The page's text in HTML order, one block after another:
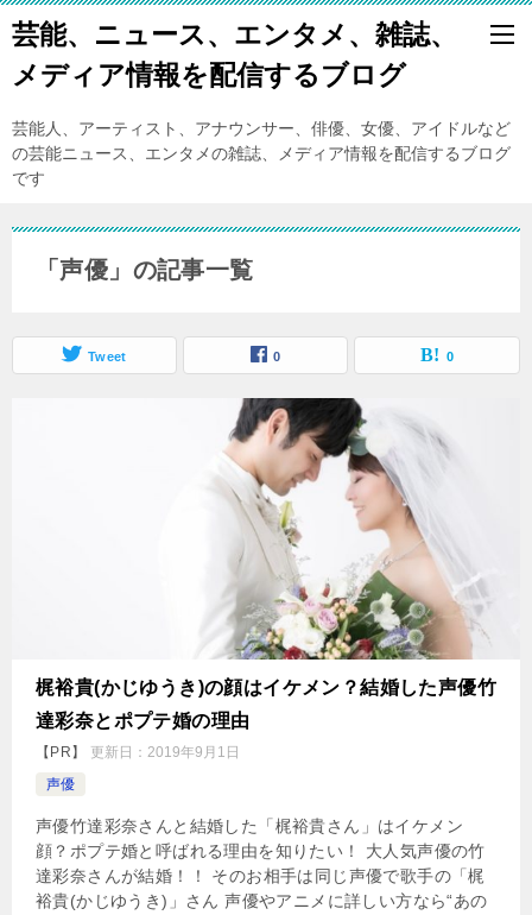
芸能、ニュース、エンタメ、雑誌、
メディア情報を配信するブログ
芸能人、アーティスト、アナウンサー、俳優、女優、アイドルなど
の芸能ニュース、エンタメの雑誌、メディア情報を配信するブログ
です
「声優」の記事一覧
Tweet 0 0
梶裕貴(かじゆうき)の顔はイケメン？結婚した声優竹
達彩奈とポプテ婚の理由
【PR】 更新日：2019年9月1日
声優
声優竹達彩奈さんと結婚した「梶裕貴さん」はイケメン
顔？ポプテ婚と呼ばれる理由を知りたい！ 大人気声優の竹
達彩奈さんが結婚！！ そのお相手は同じ声優で歌手の「梶
裕貴(かじゆうき)」さん 声優やアニメに詳しい方なら“あの